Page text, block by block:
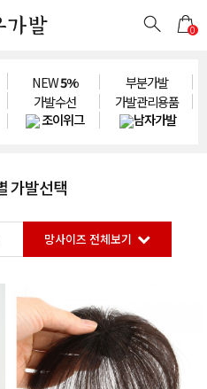
0
NEW5%
부분가발
가발수선
가발관리용품
조이위그 남자가발
가발선택
망사이즈 전체보기
8cm×8~12cm
9cm×9~14cm
10cm×10~12cm